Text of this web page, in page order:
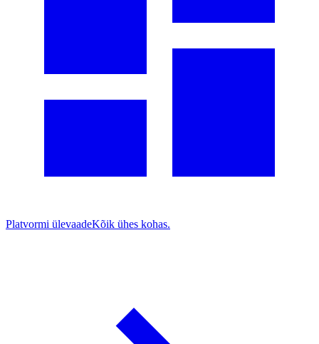
Platvormi ülevaadeKõik ühes kohas.